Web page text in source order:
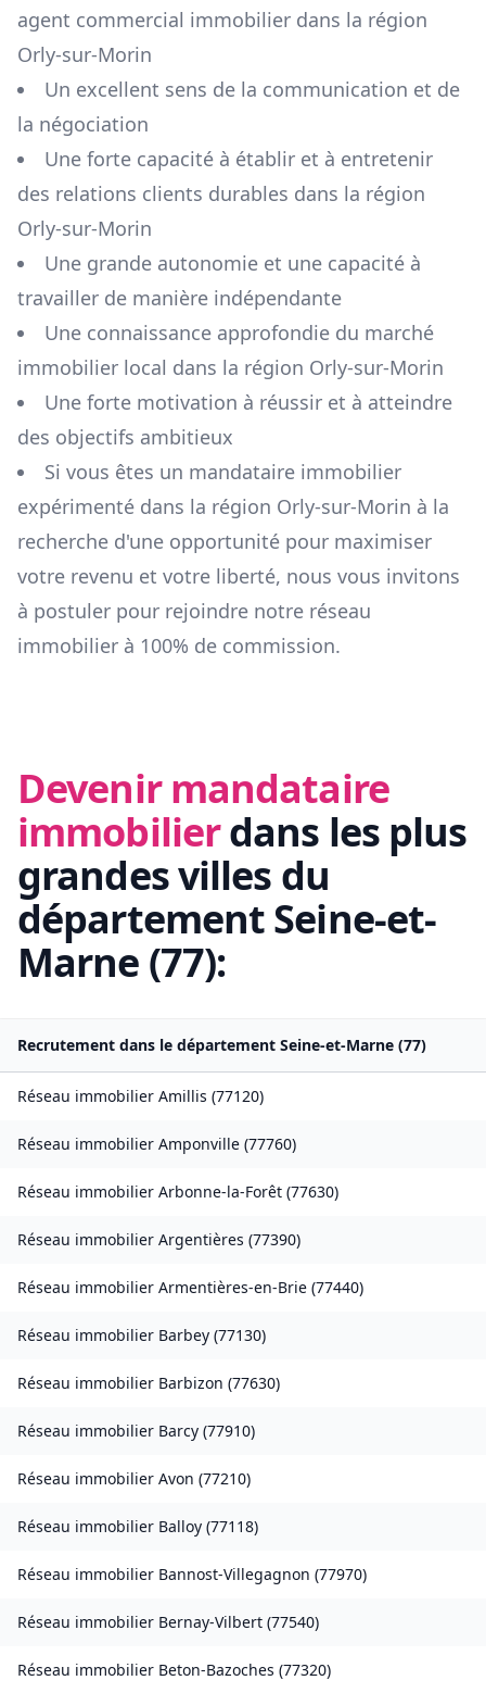
agent commercial immobilier dans la région
Orly-sur-Morin
Un excellent sens de la communication et de
la négociation
Une forte capacité à établir et à entretenir
des relations clients durables dans la région
Orly-sur-Morin
Une grande autonomie et une capacité à
travailler de manière indépendante
Une connaissance approfondie du marché
immobilier local dans la région Orly-sur-Morin
Une forte motivation à réussir et à atteindre
des objectifs ambitieux
Si vous êtes un mandataire immobilier
expérimenté dans la région Orly-sur-Morin à la
recherche d'une opportunité pour maximiser
votre revenu et votre liberté, nous vous invitons
à postuler pour rejoindre notre réseau
immobilier à 100% de commission.
Devenir mandataire
immobilierdans les plus
grandes villes du
départementSeine-et-
Marne (77):
Recrutement dans le département Seine-et-Marne (77)
Réseau immobilier Amillis (77120)
Réseau immobilier Amponville (77760)
Réseau immobilier Arbonne-la-Forêt (77630)
Réseau immobilier Argentières (77390)
Réseau immobilier Armentières-en-Brie (77440)
Réseau immobilier Barbey (77130)
Réseau immobilier Barbizon (77630)
Réseau immobilier Barcy (77910)
Réseau immobilier Avon (77210)
Réseau immobilier Balloy (77118)
Réseau immobilier Bannost-Villegagnon (77970)
Réseau immobilier Bernay-Vilbert (77540)
Réseau immobilier Beton-Bazoches (77320)